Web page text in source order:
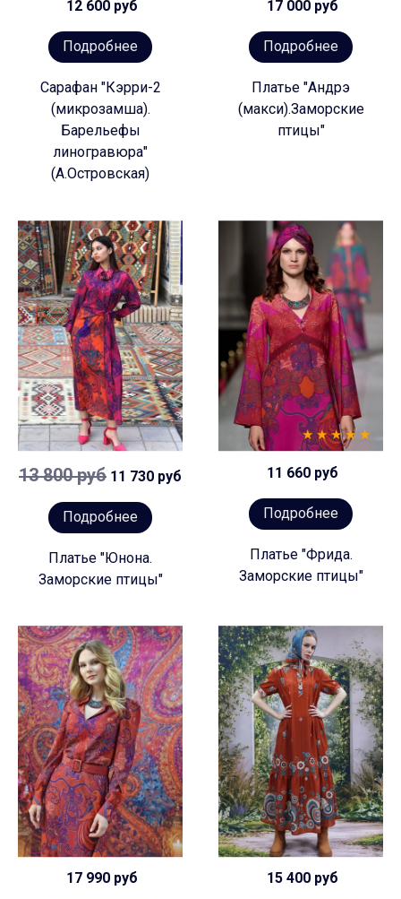
12 600 руб
Подробнее
Сарафан "Кэрри-2
(микрозамша).
Барельефы
линогравюра"
(А.Островская)
17 000 руб
Подробнее
Платье "Андрэ
(макси).Заморские
птицы"
13 800 руб 11 730 руб
Подробнее
Платье "Юнона.
Заморские птицы"
11 660 руб
Подробнее
Платье "Фрида.
Заморские птицы"
17 990 руб 15 400 руб